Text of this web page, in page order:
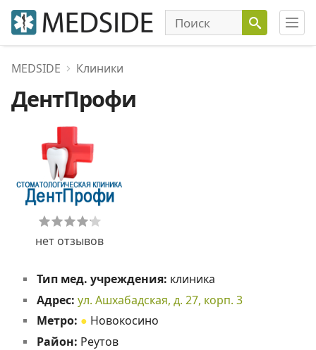
MEDSIDE Клиники
ДентПрофи
нет отзывов
Тип мед. учреждения: клиника
Адрес: ул. Ашхабадская, д. 27, корп. 3
Метро: ● Новокосино
Район: Реутов